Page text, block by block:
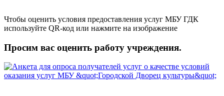
Чтобы оценить условия предоставления услуг МБУ ГДК
используйте QR-код или нажмите на изображение
Просим вас оценить работу учреждения.